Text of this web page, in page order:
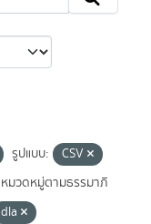
รูปแบบ:
CSV
หมวดหมู่ตามธรรมาภิ
dla